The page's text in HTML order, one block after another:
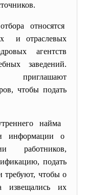
относятся
и отраслевых
агентств
заведений.
приглашают
чтобы подать
найма
информации о
работников,
подать
требуют, чтобы о
извещались их